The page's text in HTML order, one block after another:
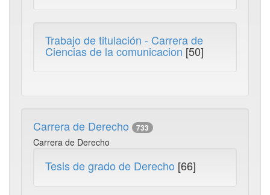
Trabajo de titulación - Carrera de
Ciencias de la comunicacion [50]
Carrera de Derecho 733
Carrera de Derecho
Tesis de grado de Derecho [66]